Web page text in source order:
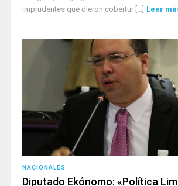
imprudentes que dieron cobertur [...] Leer
NACIONALES
Diputado Ekónomo: «Política